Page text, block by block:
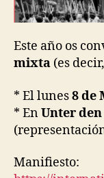
Este año os
mixta (es
* El lunes8 de
* EnUnter
Manifiesto: